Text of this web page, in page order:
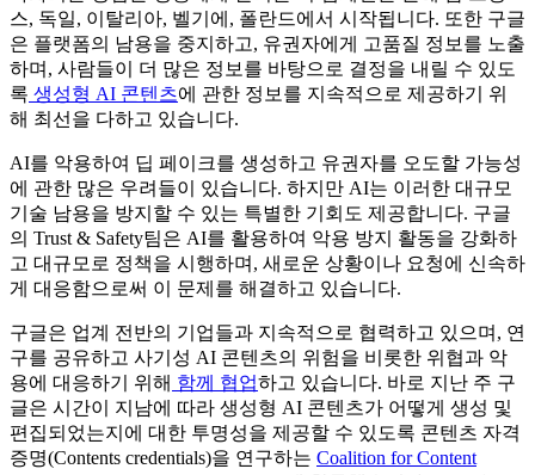
스, 독일, 이탈리아, 벨기에, 폴란드에서 시작됩니다. 또한 구글
은 플랫폼의 남용을 중지하고, 유권자에게 고품질 정보를 노출
하며, 사람들이 더 많은 정보를 바탕으로 결정을 내릴 수 있도
록 생성형 AI 콘텐츠에 관한 정보를 지속적으로 제공하기 위
해 최선을 다하고 있습니다.
AI를 악용하여 딥 페이크를 생성하고 유권자를 오도할 가능성
에 관한 많은 우려들이 있습니다. 하지만 AI는 이러한 대규모
기술 남용을 방지할 수 있는 특별한 기회도 제공합니다. 구글
의 Trust & Safety팀은 AI를 활용하여 악용 방지 활동을 강화하
고 대규모로 정책을 시행하며, 새로운 상황이나 요청에 신속하
게 대응함으로써 이 문제를 해결하고 있습니다.
구글은 업계 전반의 기업들과 지속적으로 협력하고 있으며, 연
구를 공유하고 사기성 AI 콘텐츠의 위험을 비롯한 위협과 악
용에 대응하기 위해 함께 협업하고 있습니다. 바로 지난 주 구
글은 시간이 지남에 따라 생성형 AI 콘텐츠가 어떻게 생성 및
편집되었는지에 대한 투명성을 제공할 수 있도록 콘텐츠 자격
증명(Contents credentials)을 연구하는 Coalition for Content